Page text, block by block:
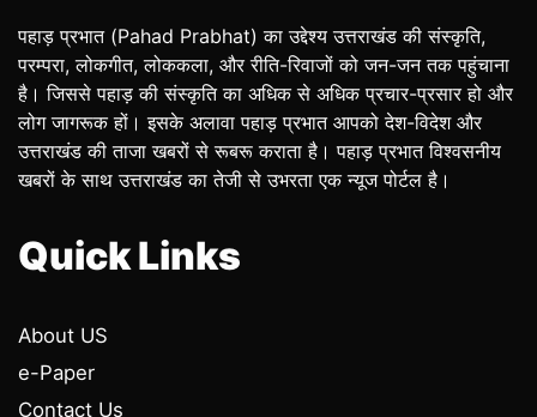
पहाड़ प्रभात (Pahad Prabhat) का उद्देश्य उत्तराखंड की संस्कृति,
परम्परा, लोकगीत, लोककला, और रीति-रिवाजों को जन-जन तक पहुंचाना
है। जिससे पहाड़ की संस्कृति का अधिक से अधिक प्रचार-प्रसार हो और
लोग जागरूक हों। इसके अलावा पहाड़ प्रभात आपको देश-विदेश और
उत्तराखंड की ताजा खबरों से रूबरू कराता है। पहाड़ प्रभात विश्वसनीय
खबरों के साथ उत्तराखंड का तेजी से उभरता एक न्यूज पोर्टल है।
Quick Links
About US
e-Paper
Contact Us